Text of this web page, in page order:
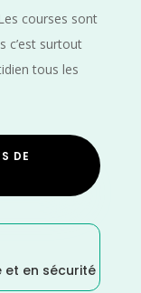
courses sont
c’est surtout
tous les
DE
en sécurité